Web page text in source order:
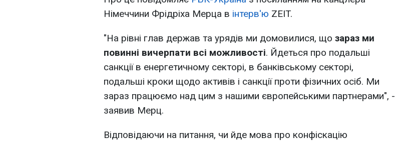
Німеччини Фрідріха Мерца в інтерв'ю ZEIT.
"На рівні глав держав та урядів ми домовилися, що зараз ми
повинні вичерпати всі можливості. Йдеться про подальші
санкції в енергетичному секторі, в банківському секторі,
подальші кроки щодо активів і санкції проти фізичних осіб. Ми
зараз працюємо над цим з нашими європейськими партнерами", -
заявив Мерц.
Відповідаючи на питання, чи йде мова про конфіскацію